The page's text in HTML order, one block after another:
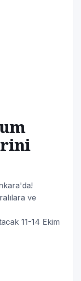
ve
11-14 Ekim